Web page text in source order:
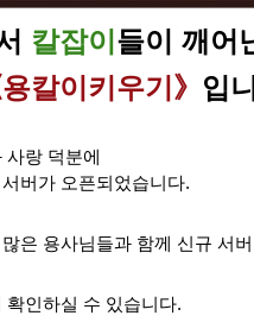
칼잡이 들이 깨어
용칼이키우기 》 입
사랑 덕분에
버가 오픈되었습니다.
은 용사님들과 함께 신규 서
확인하실 수 있습니다.